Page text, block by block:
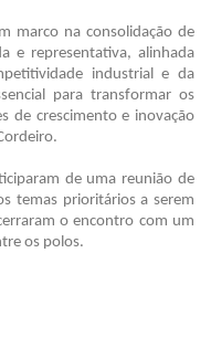
marco na consolidação de
e representativa, alinhada
industrial e da
para transformar os
de crescimento e inovação
de uma reunião de
temas prioritários a serem
o encontro com um
os polos.